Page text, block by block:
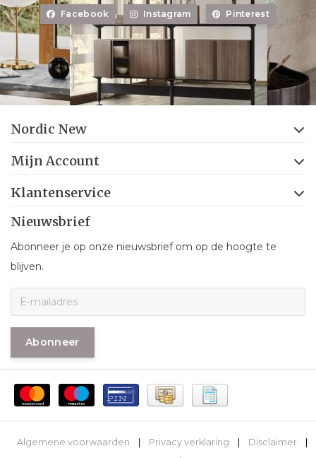
Facebook Instagram Pinterest
Nordic New
Mijn Account
Klantenservice
Nieuwsbrief
Abonneer je op onze nieuwsbrief om op de hoogte te
blijven.
Abonneer
Algemene voorwaarden Privacy verklaring Disclaimer